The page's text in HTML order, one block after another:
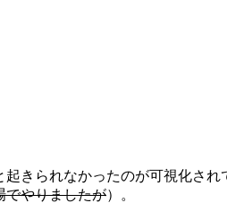
きられなかったのが可視化さ
でやりましたが）。